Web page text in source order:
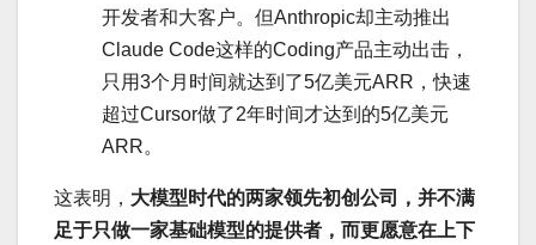
开发者和大客户。但Anthropic却主动推出
Claude Code这样的Coding产品主动出击，
只用3个月时间就达到了5亿美元ARR，快速
超过Cursor做了2年时间才达到的5亿美元
ARR。
这表明， 大模型时代的两家领先初创公司，并不满
足于只做一家基础模型的提供者，而更愿意在上下